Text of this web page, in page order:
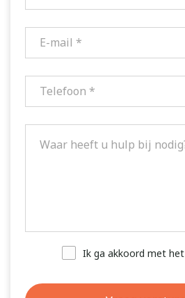
Ik ga akkoord met het